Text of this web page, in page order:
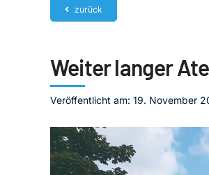
zurück
Weiter langer
Veröffentlicht am: 19. November